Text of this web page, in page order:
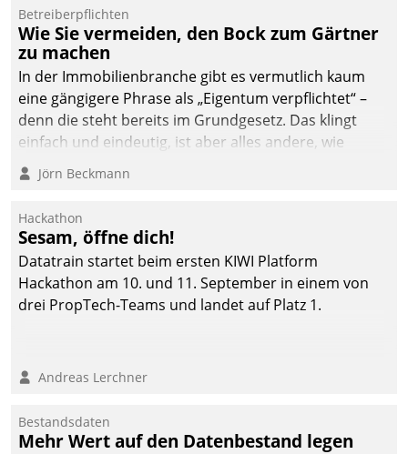
Datatrain ermöglicht
automatisiert ausgelöste,
zielgerichtete
Mieterbefragungen – eine
starke Grundlage für
intelligente,
Entscheidungen.
Betreiberpflichten
Wie Sie vermeiden, den Bock zum Gärtner
zu machen
In der Immobilienbranche gibt es vermutlich kaum
eine gängigere Phrase als „Eigentum verpflichtet“ –
denn die steht bereits im Grundgesetz. Das klingt
einfach und eindeutig, ist aber alles andere, wie
Branchenbeschäftigte wissen. Denn mit der
Verantwortung folgen Verpflichtungen.
Jörn Beckmann
Hackathon
Sesam, öffne dich!
Datatrain startet beim ersten KIWI Platform
Hackathon am 10. und 11. September in einem von
drei PropTech-Teams und landet auf Platz 1.
Andreas Lerchner
Bestandsdaten
Mehr Wert auf den Datenbestand legen